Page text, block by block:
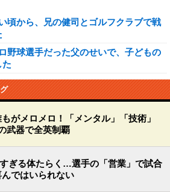
頃から、兄の健司とゴルフクラブで戦
野球選手だった父のせいで、子どもの
た
がメロメロ！「メンタル」「技術」
武器で全英制覇
ぎる体たらく…選手の「営業」で試合
ではいられない